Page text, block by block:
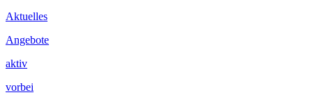
Aktuelles
Angebote
aktiv
vorbei